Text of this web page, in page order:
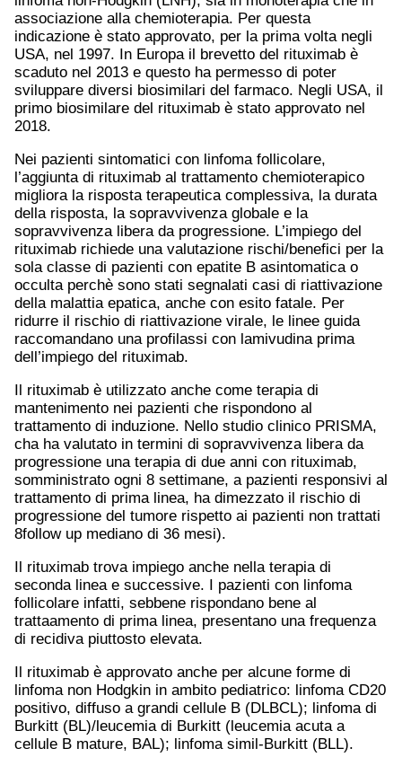
associazione alla chemioterapia. Per questa
indicazione è stato approvato, per la prima volta negli
USA, nel 1997. In Europa il brevetto del rituximab è
scaduto nel 2013 e questo ha permesso di poter
sviluppare diversi biosimilari del farmaco. Negli USA, il
primo biosimilare del rituximab è stato approvato nel
2018.
Nei pazienti sintomatici con linfoma follicolare,
l’aggiunta di rituximab al trattamento chemioterapico
migliora la risposta terapeutica complessiva, la durata
della risposta, la sopravvivenza globale e la
sopravvivenza libera da progressione. L’impiego del
rituximab richiede una valutazione rischi/benefici per la
sola classe di pazienti con epatite B asintomatica o
occulta perchè sono stati segnalati casi di riattivazione
della malattia epatica, anche con esito fatale. Per
ridurre il rischio di riattivazione virale, le linee guida
raccomandano una profilassi con lamivudina prima
dell’impiego del rituximab.
Il rituximab è utilizzato anche come terapia di
mantenimento nei pazienti che rispondono al
trattamento di induzione. Nello studio clinico PRISMA,
cha ha valutato in termini di sopravvivenza libera da
progressione una terapia di due anni con rituximab,
somministrato ogni 8 settimane, a pazienti responsivi al
trattamento di prima linea, ha dimezzato il rischio di
progressione del tumore rispetto ai pazienti non trattati
8follow up mediano di 36 mesi).
Il rituximab trova impiego anche nella terapia di
seconda linea e successive. I pazienti con linfoma
follicolare infatti, sebbene rispondano bene al
trattaamento di prima linea, presentano una frequenza
di recidiva piuttosto elevata.
Il rituximab è approvato anche per alcune forme di
linfoma non Hodgkin in ambito pediatrico: linfoma CD20
positivo, diffuso a grandi cellule B (DLBCL); linfoma di
Burkitt (BL)/leucemia di Burkitt (leucemia acuta a
cellule B mature, BAL); linfoma simil-Burkitt (BLL).